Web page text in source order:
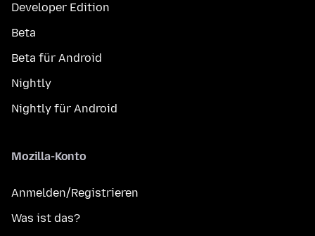
Developer Edition
Beta
Beta für Android
Nightly
Nightly für Android
Mozilla-Konto
Anmelden/Registrieren
Was ist das?